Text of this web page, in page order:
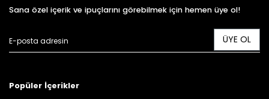
Sana özel içerik ve ipuçlarını görebilmek için hemen üye ol!
ÜYE OL
Popüler İçerikler